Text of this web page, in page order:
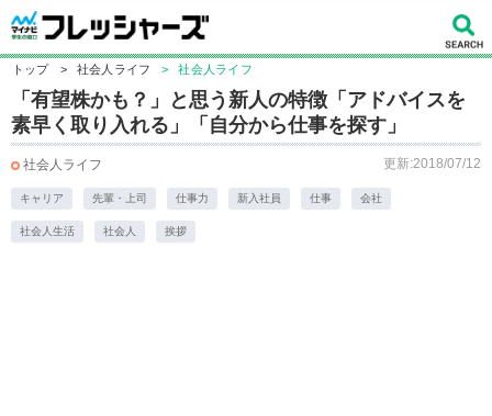
トップ > 社会人ライフ > 社会人ライフ
「有望株かも？」と思う新人の特徴「アドバイスを
素早く取り入れる」「自分から仕事を探す」
社会人ライフ 更新:2018/07/12
キャリア 先輩・上司 仕事力 新入社員 仕事 会社
社会人生活 社会人 挨拶